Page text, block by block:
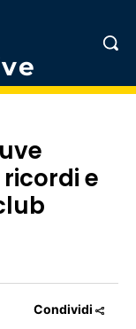
e
Condividi